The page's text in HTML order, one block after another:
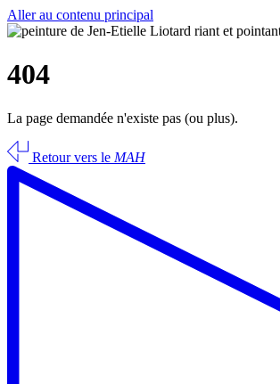
Aller au contenu principal
404
La page demandée n'existe pas (ou plus).
Retour vers le MAH